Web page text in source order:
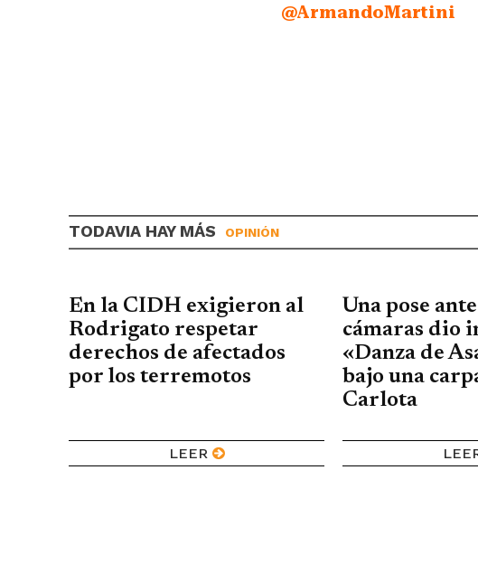
@ArmandoMartini
TODAVIA HAY MÁS OPINIÓN
En la CIDH exigieron al
Rodrigato respetar
derechos de afectados
por los terremotos
LEER
Una pose
cámaras dio
«Danza de
bajo una
Carlota